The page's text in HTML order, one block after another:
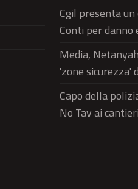
Cgil presenta
Conti per
Media,
'zone sicurezza'
Capo della
No Tav ai cantieri